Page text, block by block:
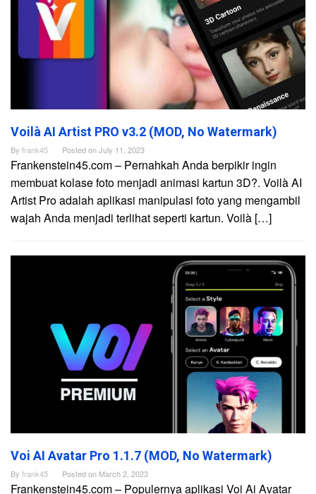
Voilà AI Artist PRO v3.2 (MOD, No Watermark)
By frank45 Posted onJuly 11, 2023
Frankenstein45.com – Pernahkah Anda berpikir ingin
membuat kolase foto menjadi animasi kartun 3D?. Voilà AI
Artist Pro adalah aplikasi manipulasi foto yang mengambil
wajah Anda menjadi terlihat seperti kartun. Voilà […]
Voi AI Avatar Pro 1.1.7 (MOD, No Watermark)
By frank45 Posted on March 2, 2023
Frankenstein45.com – Populernya aplikasi Voi Ai Avatar